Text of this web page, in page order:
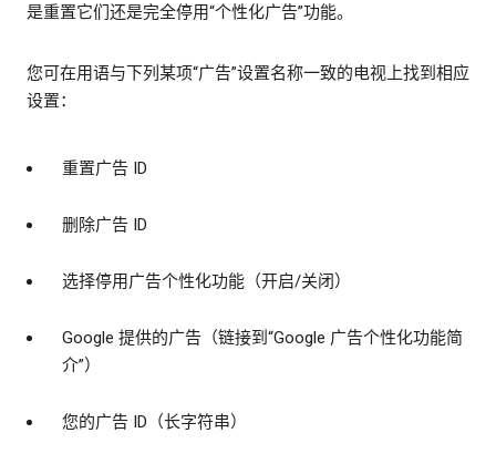
是重置它们还是完全停用“个性化广告”功能。
您可在用语与下列某项“广告”设置名称一致的电视上找到相应
设置：
重置广告 ID
删除广告 ID
选择停用广告个性化功能（开启/关闭）
Google 提供的广告（链接到“Google 广告个性化功能简
介”）
您的广告 ID（长字符串）